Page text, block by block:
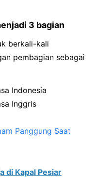
3 bagian
berkali-kali
pembagian sebagai
Indonesia
Inggris
Panggung Saat
di Kapal Pesiar